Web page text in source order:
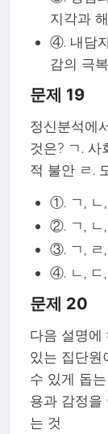
지각과
④. 내담
감의 극
문제 19
정신분석에
것은? ㄱ. 사
적 불안 ㄹ.
①. ㄱ, ㄴ,
②. ㄱ, ㄴ,
③. ㄱ, ㄹ,
④. ㄴ, ㄷ,
문제 20
다음 설명에
있는 집단원
수 있게 돕
용과 감정을
는 것